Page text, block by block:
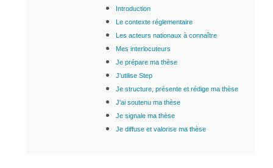
Introduction
Le contexte réglementaire
Les acteurs nationaux à connaître
Mes interlocuteurs
Je prépare ma thèse
J'utilise Step
Je structure, présente et rédige ma thèse
J'ai soutenu ma thèse
Je signale ma thèse
Je diffuse et valorise ma thèse